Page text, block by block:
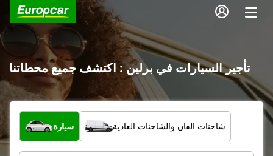
تأجير السيارات في برلين : اكتشف جميع محطاتنا
ما نوع المركبة؟
سيارة شاحنات الفان والشاحنات العادية